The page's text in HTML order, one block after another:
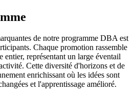
de notre programme DBA est
Chaque promotion rassemble
entier, représentant un large éventail
Cette diversité d'horizons et de
enrichissant où les idées sont
et l'apprentissage amélioré.